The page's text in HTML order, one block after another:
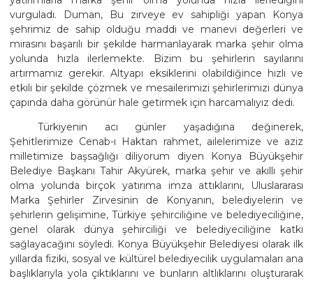
vurguladı. Duman, Bu zirveye ev sahipliği yapan Konya
şehrimiz de sahip olduğu maddi ve manevi değerleri ve
mirasını başarılı bir şekilde harmanlayarak marka şehir olma
yolunda hızla ilerlemekte. Bizim bu şehirlerin sayılarını
artırmamız gerekir. Altyapı eksiklerini olabildiğince hızlı ve
etkili bir şekilde çözmek ve mesailerimizi şehirlerimizi dünya
çapında daha görünür hale getirmek için harcamalıyız dedi.
Türkiyenin acı günler yaşadığına değinerek,
Şehitlerimize Cenab-ı Haktan rahmet, ailelerimize ve aziz
milletimize başsağlığı diliyorum diyen Konya Büyükşehir
Belediye Başkanı Tahir Akyürek, marka şehir ve akıllı şehir
olma yolunda birçok yatırıma imza attıklarını, Uluslararası
Marka Şehirler Zirvesinin de Konyanın, belediyelerin ve
şehirlerin gelişimine, Türkiye şehirciliğine ve belediyeciliğine,
genel olarak dünya şehirciliği ve belediyeciliğine katkı
sağlayacağını söyledi. Konya Büyükşehir Belediyesi olarak ilk
yıllarda fiziki, sosyal ve kültürel belediyecilik uygulamaları ana
başlıklarıyla yola çıktıklarını ve bunların altlıklarını oluşturarak